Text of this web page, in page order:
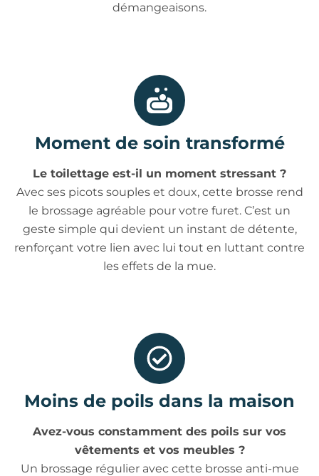
démangeaisons.
Moment de soin transformé
Le toilettage est-il un moment stressant ?
Avec ses picots souples et doux, cette brosse rend
le brossage agréable pour votre furet. C’est un
geste simple qui devient un instant de détente,
renforçant votre lien avec lui tout en luttant contre
les effets de la mue.
Moins de poils dans la maison
Avez-vous constamment des poils sur vos
vêtements et vos meubles ?
Un brossage régulier avec cette brosse anti-mue